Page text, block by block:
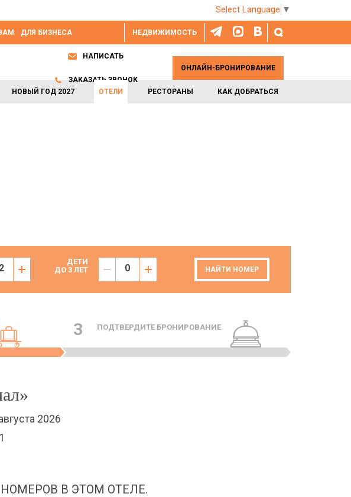
Select Language ▼
НЕДВИЖИМОСТЬ
ДЛЯ БИЗНЕСА
НОВЫЙ ГОД 2027 ОТЕЛИ РЕСТОРАНЫ КАК ДОБРАТЬСЯ
НАПИСАТЬ
ЗАКАЗАТЬ ЗВОНОК
ОНЛАЙН-БРОНИРОВАНИЕ
ДЕТИ
ДО 3 ЛЕТ
НАЙТИ НОМЕР
3 ПОДТВЕРДИТЕ БРОНИРОВАНИЕ
2026
В ЭТОМ ОТЕЛЕ.